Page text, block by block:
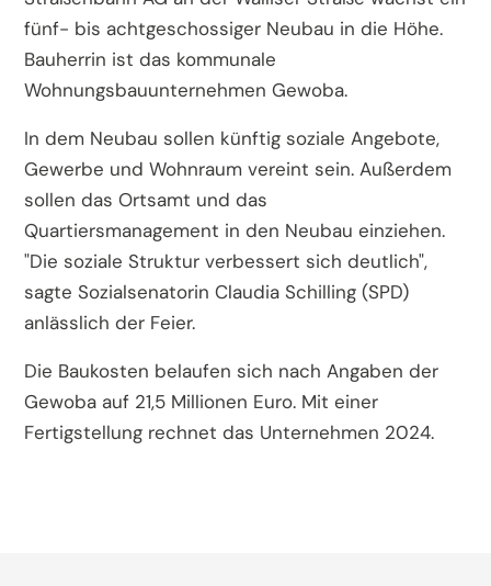
fünf- bis achtgeschossiger Neubau in die Höhe.
Bauherrin ist das kommunale
Wohnungsbauunternehmen Gewoba.
In dem Neubau sollen künftig soziale Angebote,
Gewerbe und Wohnraum vereint sein. Außerdem
sollen das Ortsamt und das
Quartiersmanagement in den Neubau einziehen.
"Die soziale Struktur verbessert sich deutlich",
sagte Sozialsenatorin Claudia Schilling (SPD)
anlässlich der Feier.
Die Baukosten belaufen sich nach Angaben der
Gewoba auf 21,5 Millionen Euro. Mit einer
Fertigstellung rechnet das Unternehmen 2024.